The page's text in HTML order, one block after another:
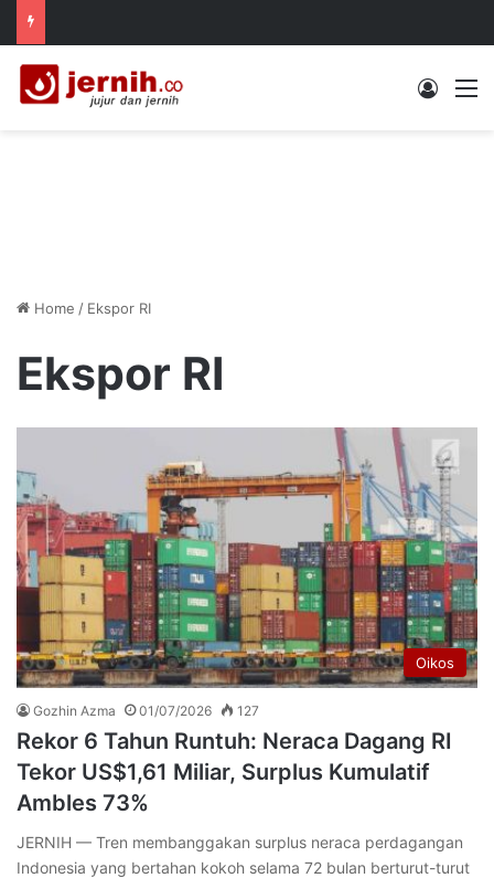
Log In
Home / Ekspor RI
Ekspor RI
Oikos
Gozhin Azma 01/07/2026 127
Rekor 6 Tahun Runtuh: Neraca Dagang RI
Tekor US$1,61 Miliar, Surplus Kumulatif
Ambles 73%
JERNIH — Tren membanggakan surplus neraca perdagangan
Indonesia yang bertahan kokoh selama 72 bulan berturut-turut